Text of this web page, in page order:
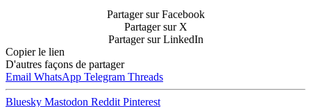
Partager sur Facebook
Partager sur X
Partager sur LinkedIn
Copier le lien
D'autres façons de partager
Email WhatsApp Telegram Threads
Bluesky Mastodon Reddit Pinterest